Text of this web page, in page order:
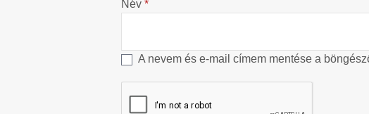
Név *
A nevem és e-mail címem mentése a